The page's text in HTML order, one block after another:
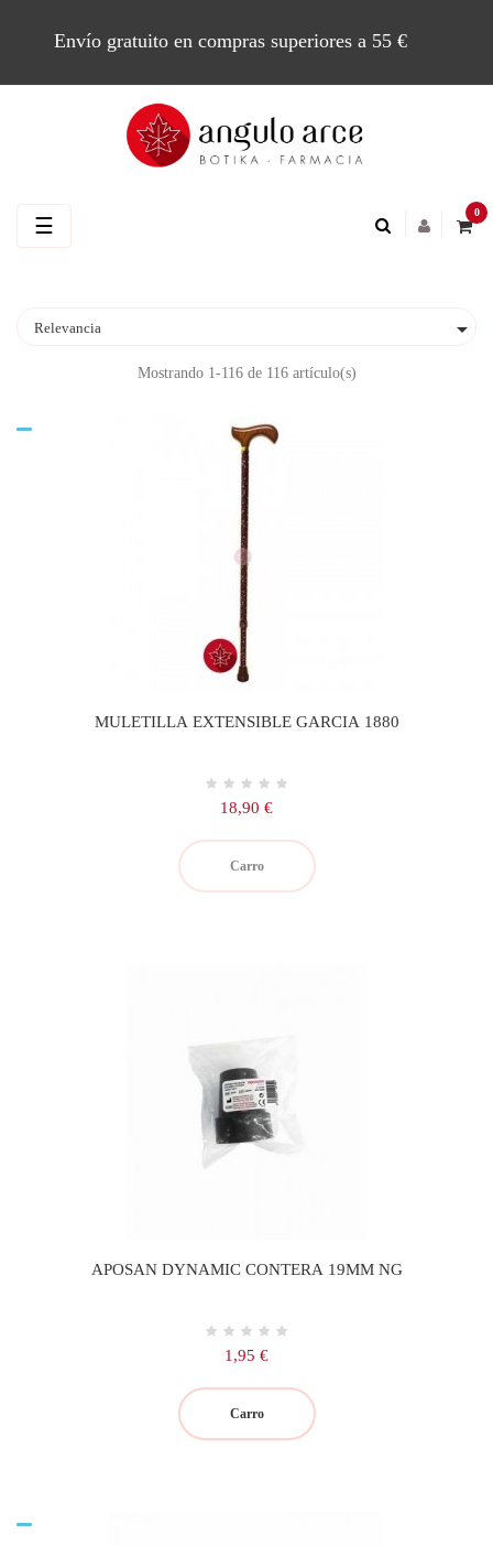
Envío gratuito en compras superiores a 55 €
0
Navegación
☰
Relevancia 
Mostrando 1-116 de 116 artículo(s)
MULETILLA EXTENSIBLE GARCIA 1880
Precio
18,90 €
Carro
APOSAN DYNAMIC CONTERA 19MM NG
Precio
1,95 €
Carro